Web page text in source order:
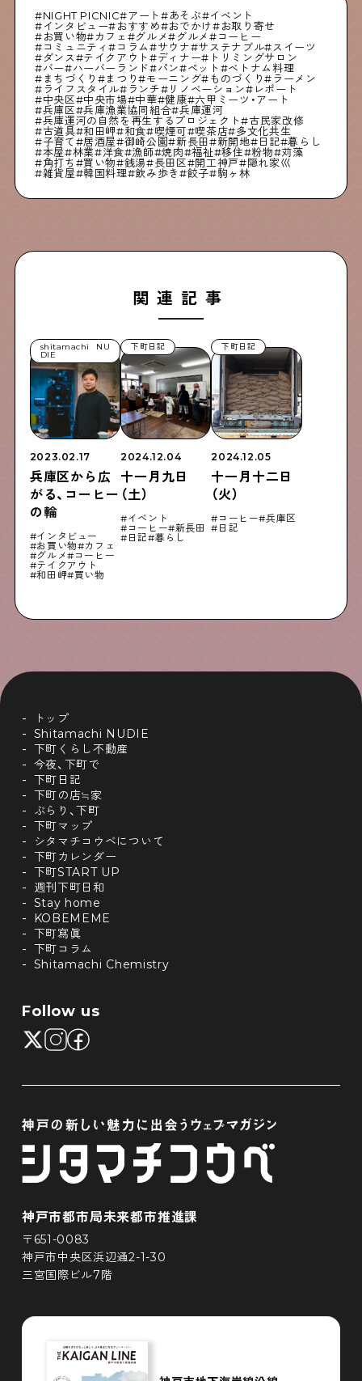
NIGHT PICNIC アート あそぶ
イベント
インタビュー
おすすめ おでかけ
お取り寄せ
お買い物
カフェ グルメ グルメ
コーヒー
コミュニティ
コラム サウナ サステナブル
スイーツ
ダンス
テイクアウト ディナー
トリミングサロン
バー
ハーバーランド パン ペット
ベトナム料理
まちづくり
まつり モーニング ものづくり
ラーメン
ライフスタイル
ランチ リノベーション
レポート
中央区
中央市場 中華 健康
六甲ミーツ・アート
兵庫区
兵庫漁業協同組合
兵庫運河
兵庫運河の自然を再生するプロジェクト
古民家改修
古道具
和田岬 和食 喫煙可 喫茶店
多文化共生
子育て
居酒屋 御崎公園 新長田 新開地 日記
暮らし
本屋
林業 洋食 漁師 焼肉 福祉 移住 粉物
苅藻
角打ち
買い物 銭湯 長田区 開工神戸
隠れ家巛
雑貨屋
韓国料理 飲み歩き 餃子 駒ヶ林
関連記事
shitamachi NU
DIE
2023.02.17
兵庫区から広
がる、コーヒー
の輪
インタビュー
お買い物
カフェ
グルメ
コーヒー
テイクアウト
和田岬
買い物
下町日記
2024.12.04
十一月九日
（土）
イベント
コーヒー 新長田
日記
暮らし
下町日記
2024.12.05
十一月十二日
（火）
コーヒー 兵庫区
日記
トップ
Shitamachi NUDIE
下町くらし不動産
今夜、下町で
下町日記
下町の店≒家
ぶらり、下町
下町マップ
シタマチコウベについて
下町カレンダー
下町START UP
週刊下町日和
Stay home
KOBEMEME
下町寫眞
下町コラム
Shitamachi Chemistry
Follow us
神戸市都市局未来都市推進課
〒651-0083
神戸市中央区浜辺通2-1-30
三宮国際ビル7階